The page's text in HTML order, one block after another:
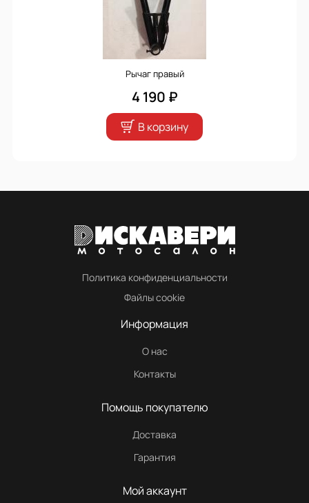
Рычаг правый
4 190 ₽
В корзину
Политика конфиденциальности
Файлы cookie
Информация
О нас
Контакты
Помощь покупателю
Доставка
Гарантия
Мой аккаунт